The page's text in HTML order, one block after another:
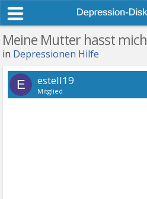
Meine Mutter hasst mich
in Depressionen Hilfe
E estell19
Mitglied